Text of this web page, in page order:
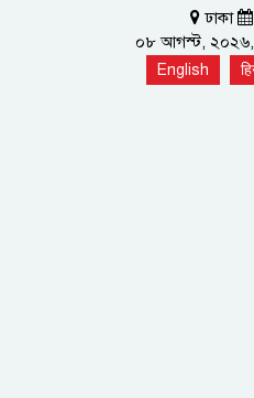
ঢাকা
০৮ আগস্ট, ২০২৬,
English